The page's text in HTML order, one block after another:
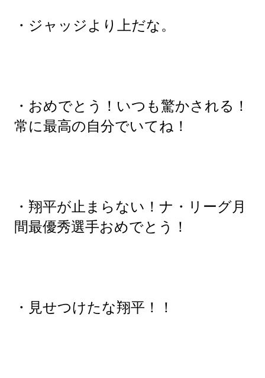
・ジャッジより上だな。
・おめでとう！いつも驚かされる！
常に最高の自分でいてね！
・翔平が止まらない！ナ・リーグ月
間最優秀選手おめでとう！
・見せつけたな翔平！！